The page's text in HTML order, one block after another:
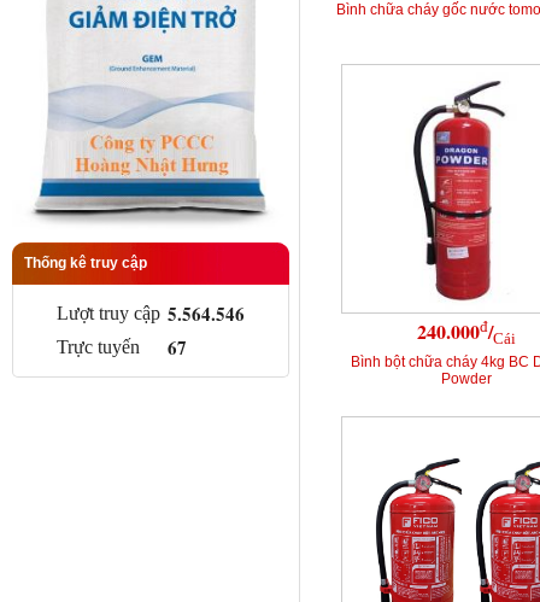
Thống kê truy cập
Lượt truy cập 5.564.546
Trực tuyến 67
Bình chữa cháy gốc nước
240.000đ/Cái
Bình bột chữa cháy 4kg BC
Powder